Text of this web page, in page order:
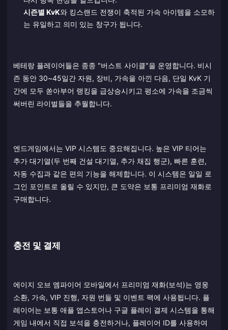
시즌별 KvK와 킹스랜드 전쟁이 축적된 가속 아이템을 소모하
는 유일하고 의미 있는 창구가 됩니다.
베테랑 플레이어들은 종종 "버스트 사이클"을 운영합니다. 비시
즌 동안 30~45일간 자원, 장비, 가속을 아낀 다음, 단일 KvK 기
간에 모두 쏟아부어 랭킹을 급상승시키고 평소에 가속을 조금씩
써버린 라이벌들을 추월합니다.
엔드게임에서는 VIP 시스템도 중요해집니다. 높은 VIP 티어는
추가 대기열(두 번째 건설 대기열, 추가 채집 행군), 빠른 훈련,
자동 수집과 같은 편의 기능을 해제합니다. 이 시스템은 일일 로
그인 포인트로 올릴 수 있지만, 큰 도약은 보통 프리미엄 재화로
구매합니다.
충전 및 결제
에이지 오브 엠파이어 모바일에서 프리미엄 재화(보석)는 영웅
소환, 가속, VIP 진행, 자원 번들 및 이벤트 팩에 사용됩니다. 플
레이어는 보통 애플 앱스토어나 구글 플레이 결제 시스템을 통해
게임 내에서 직접 보석을 충전하거나, 플레이어 ID를 사용하여